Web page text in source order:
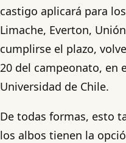
castigo aplicará para
Limache, Everton,
cumplirse el plazo,
20 del campeonato, en
Universidad de Chile.
De todas formas, esto
los albos tienen la